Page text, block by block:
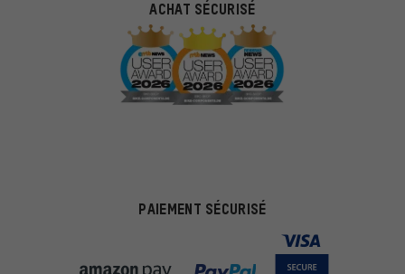
ACHAT SÉCURISÉ
PAIEMENT SÉCURISÉ